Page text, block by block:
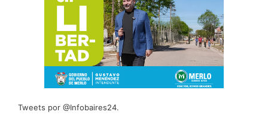
Tweets por @Infobaires24.